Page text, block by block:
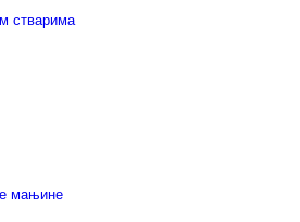
стварима
мањине